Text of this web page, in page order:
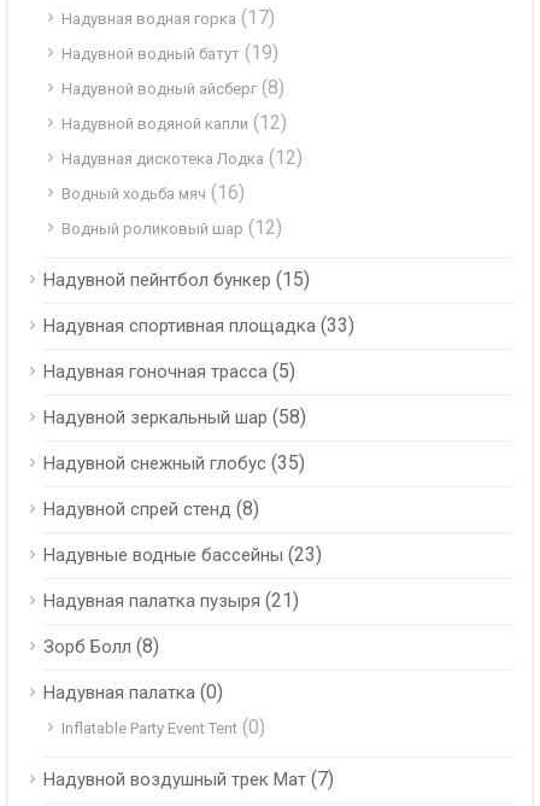
Надувная водная горка (17)
Надувной водный батут (19)
Надувной водный айсберг (8)
Надувной водяной капли (12)
Надувная дискотека Лодка (12)
Водный ходьба мяч (16)
Водный роликовый шар (12)
Надувной пейнтбол бункер (15)
Надувная спортивная площадка (33)
Надувная гоночная трасса (5)
Надувной зеркальный шар (58)
Надувной снежный глобус (35)
Надувной спрей стенд (8)
Надувные водные бассейны (23)
Надувная палатка пузыря (21)
Зорб Болл (8)
Надувная палатка (0)
Inflatable Party Event Tent (0)
Надувной воздушный трек Мат (7)